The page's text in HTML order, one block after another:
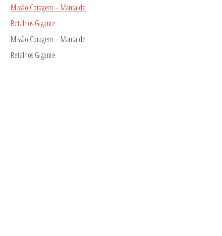
Missão Coragem – Manta de
Retalhos Gigante
Missão Coragem – Manta de
Retalhos Gigante